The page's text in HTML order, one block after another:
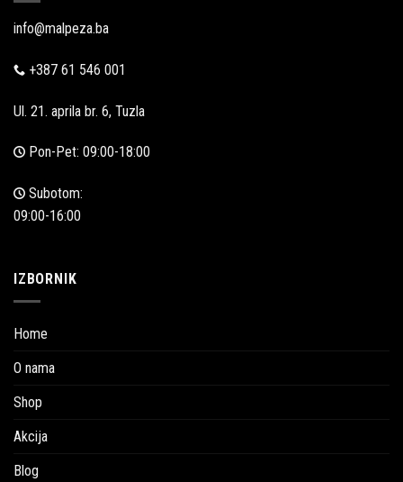
info@malpeza.ba
+387 61 546 001
Ul. 21. aprila br. 6, Tuzla
Pon-Pet: 09:00-18:00
Subotom:
09:00-16:00
IZBORNIK
Home
O nama
Shop
Akcija
Blog